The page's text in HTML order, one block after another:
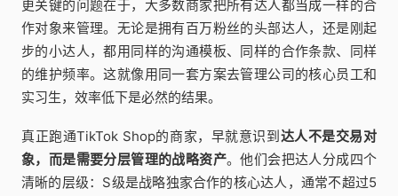
更关键的问题在于，大多数商家把所有达人都当成一样的合
作对象来管理。无论是拥有百万粉丝的头部达人，还是刚起
步的小达人，都用同样的沟通模板、同样的合作条款、同样
的维护频率。这就像用同一套方案去管理公司的核心员工和
实习生，效率低下是必然的结果。
真正跑通TikTok Shop的商家，早就意识到达人不是交易对
象，而是需要分层管理的战略资产。他们会把达人分成四个
清晰的层级：S级是战略独家合作的核心达人，通常不超过5